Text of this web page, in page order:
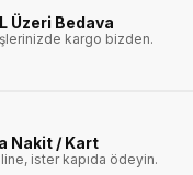
Üzeri Bedava
kargo bizden.
Nakit / Kart
ister kapıda ödeyin.